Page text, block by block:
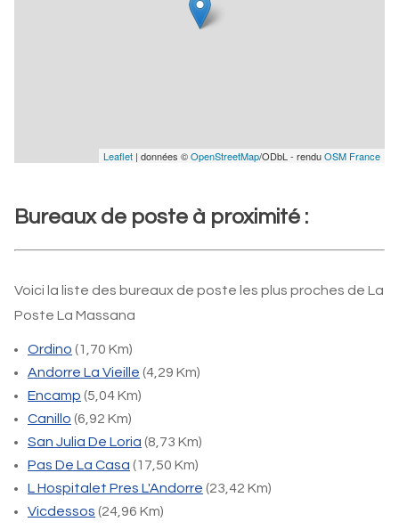
Leaflet | données ©OpenStreetMap/ODbL - renduOSM France
Bureaux de poste à proximité :
Voici la liste des bureaux de poste les plus proches de La
Poste La Massana
Ordino (1,70 Km)
Andorre La Vieille (4,29 Km)
Encamp (5,04 Km)
Canillo (6,92 Km)
San Julia De Loria (8,73 Km)
Pas De La Casa (17,50 Km)
L Hospitalet Pres L'Andorre (23,42 Km)
Vicdessos (24,96 Km)